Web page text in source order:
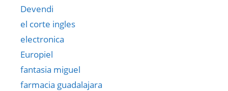
Devendi
el corte ingles
electronica
Europiel
fantasia miguel
farmacia guadalajara